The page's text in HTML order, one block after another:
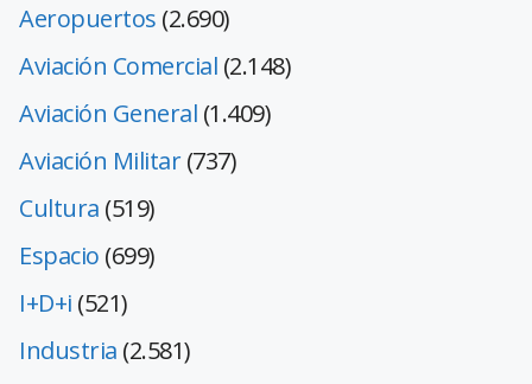
Aeropuertos (2.690)
Aviación Comercial (2.148)
Aviación General (1.409)
Aviación Militar(737)
Cultura (519)
Espacio (699)
I+D+i (521)
Industria (2.581)